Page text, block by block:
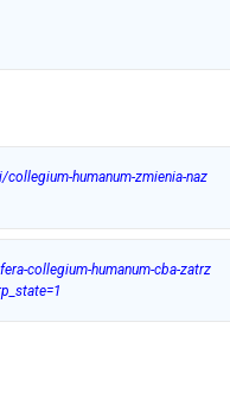
humanum-zmienia-naz
collegium-humanum-cba-zatrz